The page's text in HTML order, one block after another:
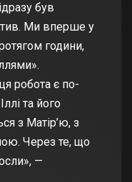
був
Ми вперше у
години,
робота є по-
та його
з Матір’ю, з
Через те, що
—